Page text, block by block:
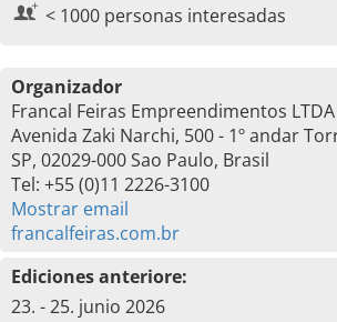
< 1000 personas interesadas
Organizador
Francal Feiras Empreendimentos LTDA
Avenida Zaki Narchi, 500 - 1º andar
SP, 02029-000 Sao Paulo, Brasil
Tel: +55 (0)11 2226-3100
Mostrar email
francalfeiras.com.br
Ediciones anteriore:
23. - 25. junio 2026